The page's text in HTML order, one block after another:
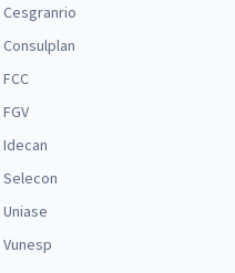
Cesgranrio
Consulplan
FCC
FGV
Idecan
Selecon
Uniase
Vunesp